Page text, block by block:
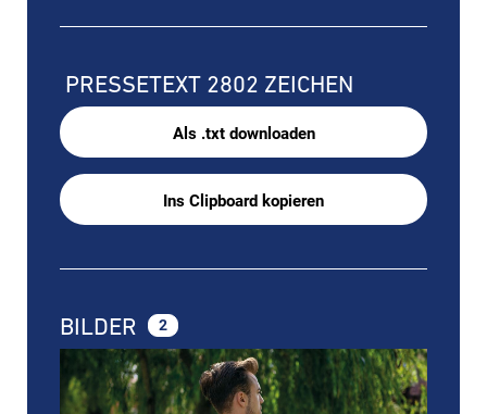
PRESSETEXT 2802 ZEICHEN
Als .txt downloaden
Ins Clipboard kopieren
BILDER 2